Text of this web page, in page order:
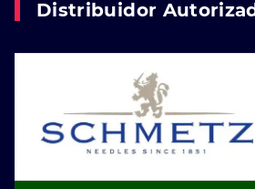
Distribuidor